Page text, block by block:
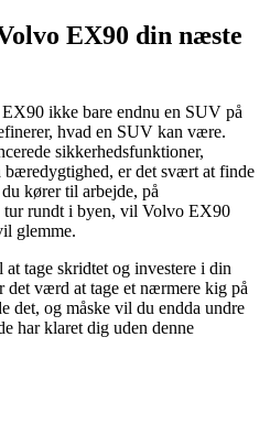
EX90 din næste
ikke bare endnu en SUV på
hvad en SUV kan være.
sikkerhedsfunktioner,
er det svært at finde
kører til arbejde, på
tur rundt i byen, vil Volvo EX90
glemme.
tage skridtet og investere i din
det værd at tage et nærmere kig på
det, og måske vil du endda undre
har klaret dig uden denne